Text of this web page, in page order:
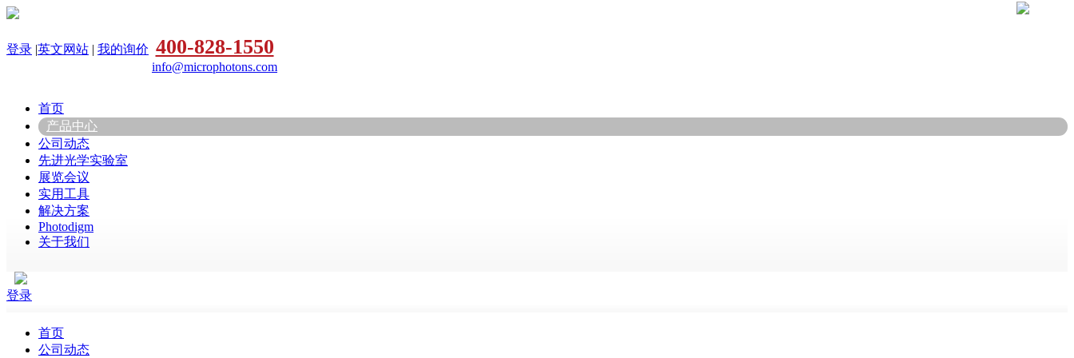
登录 |英文网站 | 我的询价 400-828-1550
info@microphotons.com
首页
产品中心
公司动态
先进光学实验室
展览会议
实用工具
解决方案
Photodigm
关于我们
登录
首页
公司动态